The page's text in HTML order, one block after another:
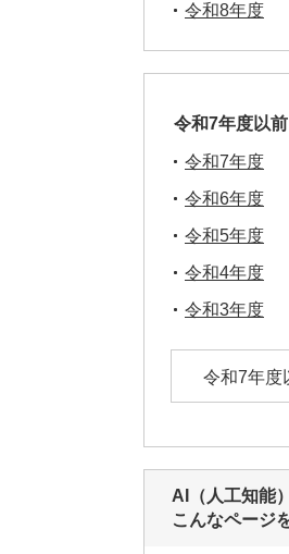
令和8年度
令和7年度以前
令和7年度
令和6年度
令和5年度
令和4年度
令和3年度
令和7年度
AI（人工知能
こんなページ